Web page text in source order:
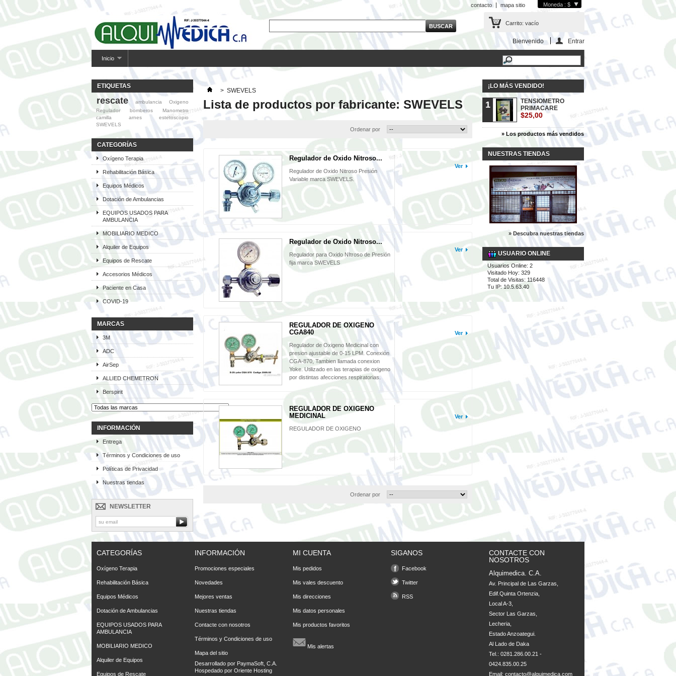
Moneda : $
contacto mapa sitio
Carrito: vacío
Bienvenido Entrar
Inicio
ETIQUETAS
rescate ambulancia
Oxigeno
Regulador
bomberos
Manometro
camilla
arnes
estetoscopio
SWEVELS
CATEGORÍAS
Oxígeno Terapia
Rehabilitación Básica
Equipos Médicos
Dotación de Ambulancias
EQUIPOS USADOS PARA
AMBULANCIA
MOBILIARIO MEDICO
Alquiler de Equipos
Equipos de Rescate
Accesorios Médicos
Paciente en Casa
COVID-19
MARCAS
3M
ADC
AirSep
ALLIED CHEMETRON
Berspirit
INFORMACIÓN
Entrega
Términos y Condiciones de uso
Políticas de Privacidad
Nuestras tiendas
NEWSLETTER
> SWEVELS
Lista de productos por fabricante: SWEVELS
Ordenar por
Regulador de Oxido Nitroso...
Regulador de Oxido Nitroso Presión
Variable marca SWEVELS.
Ver
Regulador de Oxido Nitroso...
Regulador para Oxido NItroso de Presión
fija marca SWEVELS
Ver
REGULADOR DE OXIGENO
CGA840
Regulador de Oxigeno Medicinal con
presion ajustable de 0-15 LPM. Conexión
CGA-870, Tambien llamada conexion
Yoke. Utilizado en las terapias de oxigeno
por distintas afecciones respiratorias.
Ver
REGULADOR DE OXIGENO
MEDICINAL
REGULADOR DE OXIGENO
Ver
Ordenar por
¡LO MÁS VENDIDO!
1
TENSIOMETRO
PRIMACARE
$25,00
» Los productos más vendidos
NUESTRAS TIENDAS
» Descubra nuestras tiendas
USUARIO ONLINE
Usuarios Online: 2
Visitado Hoy: 329
Total de Visitas: 116448
Tu IP: 10.5.63.40
CATEGORÍAS
Oxígeno Terapia
Rehabilitación Básica
Equipos Médicos
Dotación de Ambulancias
EQUIPOS USADOS PARA
AMBULANCIA
MOBILIARIO MEDICO
Alquiler de Equipos
Equipos de Rescate
INFORMACIÓN
Promociones especiales
Novedades
Mejores ventas
Nuestras tiendas
Contacte con nosotros
Términos y Condiciones de uso
Mapa del sitio
Desarrollado por PaymaSoft, C.A.
Hospedado por Oriente Hosting
MI CUENTA
Mis pedidos
Mis vales descuento
Mis direcciones
Mis datos personales
Mis productos favoritos
Mis alertas
SIGANOS
Facebook
Twitter
RSS
CONTACTE CON
NOSOTROS
Alquimedica. C.A.
Av. Principal de Las Garzas,
Edif.Quinta Ortenzia,
Local A-3,
Sector Las Garzas,
Lecheria,
Estado Anzoategui.
Al Lado de Daka
Tel.: 0281.286.00.21 -
0424.835.00.25
Email: contacto@alquimedica.com